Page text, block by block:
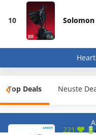
10 Solomon
Top Deals Neuste
221